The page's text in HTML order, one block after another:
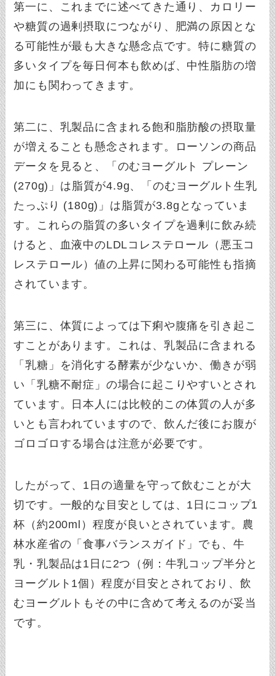
第一に、これまでに述べてきた通り、カロリー
や糖質の過剰摂取につながり、肥満の原因とな
る可能性が最も大きな懸念点です。特に糖質の
多いタイプを毎日何本も飲めば、中性脂肪の増
加にも関わってきます。
第二に、乳製品に含まれる飽和脂肪酸の摂取量
が増えることも懸念されます。ローソンの商品
データを見ると、「のむヨーグルト プレーン
(270g)」は脂質が4.9g、「のむヨーグルト生乳
たっぷり (180g)」は脂質が3.8gとなっていま
す。これらの脂質の多いタイプを過剰に飲み続
けると、血液中のLDLコレステロール（悪玉コ
レステロール）値の上昇に関わる可能性も指摘
されています。
第三に、体質によっては下痢や腹痛を引き起こ
すことがあります。これは、乳製品に含まれる
「乳糖」を消化する酵素が少ないか、働きが弱
い「乳糖不耐症」の場合に起こりやすいとされ
ています。日本人には比較的この体質の人が多
いとも言われていますので、飲んだ後にお腹が
ゴロゴロする場合は注意が必要です。
したがって、1日の適量を守って飲むことが大
切です。一般的な目安としては、1日にコップ1
杯（約200ml）程度が良いとされています。農
林水産省の「食事バランスガイド」でも、牛
乳・乳製品は1日に2つ（例：牛乳コップ半分と
ヨーグルト1個）程度が目安とされており、飲
むヨーグルトもその中に含めて考えるのが妥当
です。